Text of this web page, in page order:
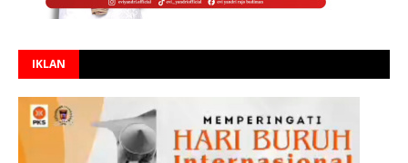
IKLAN